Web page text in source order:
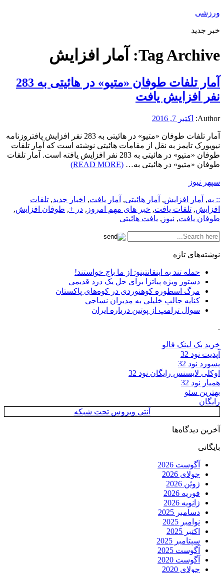
ورزشی
خبر جدید
Tag Archive: آمار افزایش
آمار تلفات طوفان «متیو» در هائیتی به 283
نفر افزایش یافت
Author: اکتبر 7, 2016
آمار تلفات طوفان «متیو» در هائیتی به 283 نفر افزایش یافتروزنامه
نیویورک تایمز به نقل از مقامات هائیتی نوشته است که آمار تلفات
طوفان «متیو» در هائیتی به 283 نفر افزایش یافته است. آمار تلفات
طوفان «متیو» در هائیتی به… (READ MORE)
سپهر نیوز
:: به, آمار افزایش, آمار هائیتی, آمار یافت, اخبار جدید, تلفات
افزایش, تلفات یافت, خبر های مهم امروز , در +, طوفان افزایش,
طوفان یافت, نیوز , یافت هائیتی
نوشته‌های تازه
حمله تند به اینفانتینو: از ما باج خواستند!
دستور ویژه پیاتزا برای حل یک درد قدیمی
مرگ اسطوره کوهنوردی در کوه‌های پاکستان
کنایه جالب خلیلی به مدیران نساجی
سوال ترامپ از پوتین درباره ایران
.
خرید بک لینک فالو
آپدیت نود 32
پسورد نود 32
اوکلی لایسنس رایگان نود 32
همیار نود 32
بهترین سئو
رایگان
آنتی ویروس تحت شبکه
آخرین دیدگاه‌ها
بایگانی
آگوست 2026
جولای 2026
ژوئن 2026
فوریه 2026
ژانویه 2026
دسامبر 2025
نوامبر 2025
اکتبر 2025
سپتامبر 2025
آگوست 2025
آگوست 2020
جولای 2020